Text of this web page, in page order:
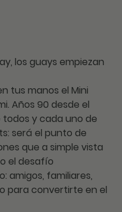
los guays empiezan
tus manos el Mini
Años 90 desde el
y cada uno de
será el punto de
que a simple vista
el desafío
amigos, familiares,
para convertirte en el